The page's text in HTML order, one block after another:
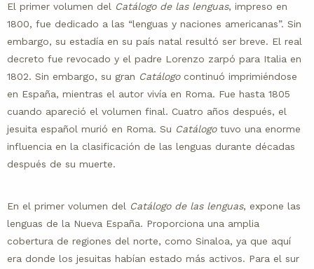
El primer volumen del Catálogo de las lenguas, impreso en
1800, fue dedicado a las “lenguas y naciones americanas”. Sin
embargo, su estadía en su país natal resultó ser breve. El real
decreto fue revocado y el padre Lorenzo zarpó para Italia en
1802. Sin embargo, su gran Catálogo continuó imprimiéndose
en España, mientras el autor vivía en Roma. Fue hasta 1805
cuando apareció el volumen final. Cuatro años después, el
jesuita español murió en Roma. Su Catálogo tuvo una enorme
influencia en la clasificación de las lenguas durante décadas
después de su muerte.
En el primer volumen del Catálogo de las lenguas, expone las
lenguas de la Nueva España. Proporciona una amplia
cobertura de regiones del norte, como Sinaloa, ya que aquí
era donde los jesuitas habían estado más activos. Para el sur